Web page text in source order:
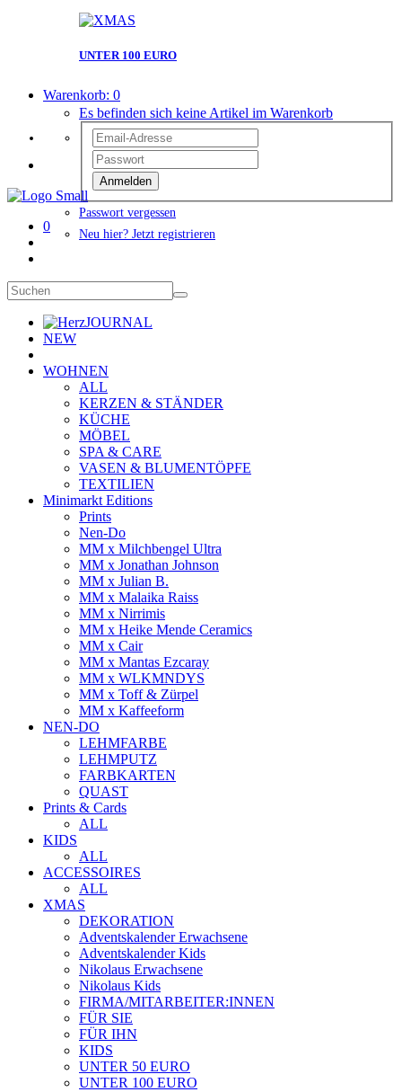
UNTER 100 EURO
Warenkorb: 0
Es befinden sich keine Artikel im Warenkorb
Anmelden
Passwort vergessen
Neu hier? Jetzt registrieren
0
JOURNAL
NEW
WOHNEN
ALL
KERZEN & STÄNDER
KÜCHE
MÖBEL
SPA & CARE
VASEN & BLUMENTÖPFE
TEXTILIEN
Minimarkt Editions
Prints
Nen-Do
MM x Milchbengel Ultra
MM x Jonathan Johnson
MM x Julian B.
MM x Malaika Raiss
MM x Nirrimis
MM x Heike Mende Ceramics
MM x Cair
MM x Mantas Ezcaray
MM x WLKMNDYS
MM x Toff & Zürpel
MM x Kaffeeform
NEN-DO
LEHMFARBE
LEHMPUTZ
FARBKARTEN
QUAST
Prints & Cards
ALL
KIDS
ALL
ACCESSOIRES
ALL
XMAS
DEKORATION
Adventskalender Erwachsene
Adventskalender Kids
Nikolaus Erwachsene
Nikolaus Kids
FIRMA/MITARBEITER:INNEN
FÜR SIE
FÜR IHN
KIDS
UNTER 50 EURO
UNTER 100 EURO